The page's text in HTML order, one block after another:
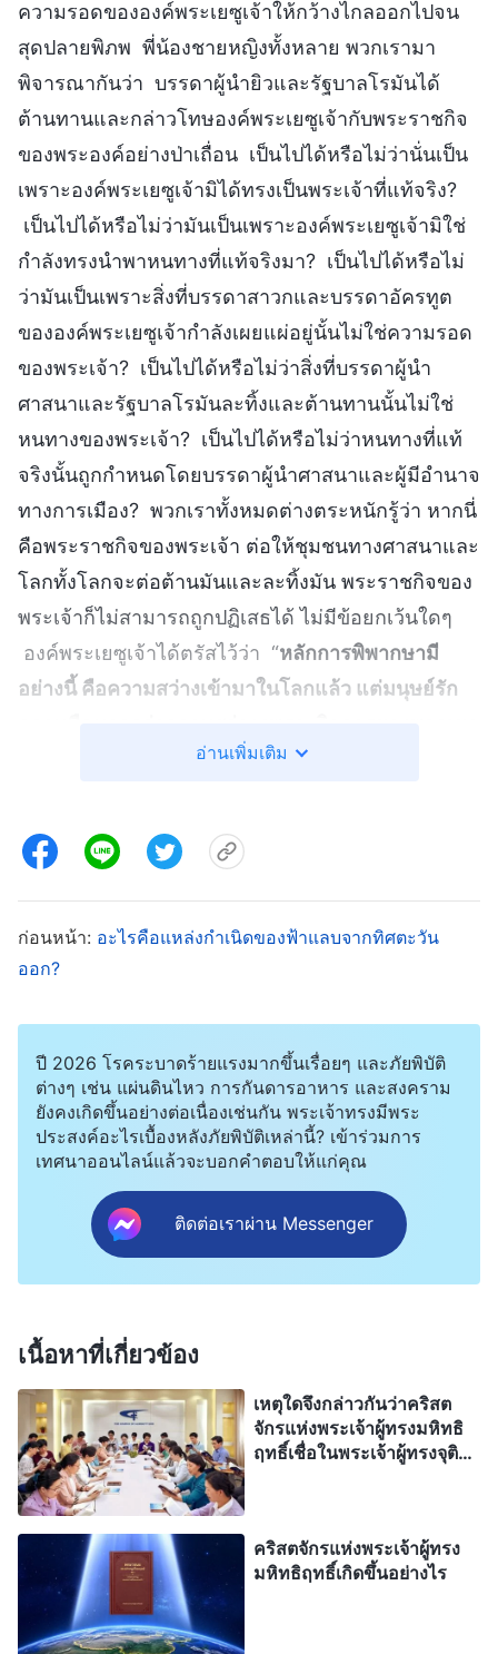
ความรอดขององค์พระเยซูเจ้าให้กว้างไกลออกไปจน
สุดปลายพิภพ พี่น้องชายหญิงทั้งหลาย พวกเรามา
พิจารณากันว่า บรรดาผู้นำยิวและรัฐบาลโรมันได้
ต้านทานและกล่าวโทษองค์พระเยซูเจ้ากับพระราชกิจ
ของพระองค์อย่างป่าเถื่อน เป็นไปได้หรือไม่ว่านั่นเป็น
เพราะองค์พระเยซูเจ้ามิได้ทรงเป็นพระเจ้าที่แท้จริง?
เป็นไปได้หรือไม่ว่ามันเป็นเพราะองค์พระเยซูเจ้ามิใช่
กำลังทรงนำพาหนทางที่แท้จริงมา? เป็นไปได้หรือไม่
ว่ามันเป็นเพราะสิ่งที่บรรดาสาวกและบรรดาอัครทูต
ขององค์พระเยซูเจ้ากำลังเผยแผ่อยู่นั้นไม่ใช่ความรอด
ของพระเจ้า? เป็นไปได้หรือไม่ว่าสิ่งที่บรรดาผู้นำ
ศาสนาและรัฐบาลโรมันละทิ้งและต้านทานนั้นไม่ใช่
หนทางของพระเจ้า? เป็นไปได้หรือไม่ว่าหนทางที่แท้
จริงนั้นถูกกำหนดโดยบรรดาผู้นำศาสนาและผู้มีอำนาจ
ทางการเมือง? พวกเราทั้งหมดต่างตระหนักรู้ว่า หากนี่
คือพระราชกิจของพระเจ้า ต่อให้ชุมชนทางศาสนาและ
โลกทั้งโลกจะต่อต้านมันและละทิ้งมัน พระราชกิจของ
พระเจ้าก็ไม่สามารถถูกปฏิเสธได้ ไม่มีข้อยกเว้นใดๆ
องค์พระเยซูเจ้าได้ตรัสไว้ว่า “หลักการพิพากษามี
อย่างนี้ คือความสว่างเข้ามาในโลกแล้ว แต่มนุษย์รัก
เลวทราม เพราะทุกคนที่ประพฤติชั่วก็เกลียดความสว่าง
ของตนจะปรากฏ” (ยอห์น 3:19-20)
พวกท่าน ก็จงรู้ว่าโลกเกลียดชังเราก่อน
“คนในยุคนี้เป็นคนชั่วร้าย”(ลูกา 11:29)ใน 1 ยอห์น
5:19 กล่าวว่า “โลกทั้งหมดอยู่ในมือของมารร้าย” หลัง
จากที่มวลมนุษย์ได้ถูกซาตานทำให้เสื่อมทราม เขาก็
ควบคุมโดยสิ้นเชิง และชุมชนศาสนาทั้งหมดได้ถูกพวก
ฟาริสีหน้าซื่อใจคดและพวกศัตรูของพระคริสต์ควบคุม
มานานแล้ว ทั้งหมดถูกปกครองโดยซาตาน เพราะ
ฉะนั้น เมื่อพระเจ้าผู้ทรงจุติมาเป็นมนุษย์ทรงปรากฏเพื่อ
ทำพระราชกิจของพระองค์ จึงไม่อาจหลีกเลี่ยงได้ที่
บรรดาผู้นำศาสนาและผู้มีอำนาจเยี่ยงซาตานทั้งหลาย
ความจริงด้วยการดูว่าบรรดาผู้นำศาสนาและระบอบ
ปกครองเยี่ยงซาตานกล่าวโทษมันหรือไม่นั้นช่างไม่ถูก
ต้องและไร้สาระสิ้นดี!
บัดนี้ ในยุคสุดท้าย พระเจ้าได้ทรงบังเกิดเป็นมนุษย์อีก
ครั้งในประเทศจีน—ซึ่งเป็นป้อมปราการที่ภักดีของอ
เทวนิยม รังของพญานาคใหญ่สีแดง—เพื่อดำเนินพระ
ราชกิจแห่งการพิพากษาที่เริ่มต้นจากพระนิเวศของ
พระองค์ พระเจ้าทรงนำความจริงออกมาเพื่อพิพากษา
อ่านเพิ่มเติม
ก่อนหน้า: อะไรคือแหล่งกำเนิดของฟ้าแลบจากทิศตะวัน
ออก?
ปี 2026 โรคระบาดร้ายแรงมากขึ้นเรื่อยๆ และภัยพิบัติ
ต่างๆ เช่น แผ่นดินไหว การกันดารอาหาร และสงคราม
ยังคงเกิดขึ้นอย่างต่อเนื่องเช่นกัน พระเจ้าทรงมีพระ
ประสงค์อะไรเบื้องหลังภัยพิบัติเหล่านี้? เข้าร่วมการ
เทศนาออนไลน์แล้วจะบอกคำตอบให้แก่คุณ
ติดต่อเราผ่าน Messenger
เนื้อหาที่เกี่ยวข้อง
เหตุใดจึงกล่าวกันว่าคริสต
จักรแห่งพระเจ้าผู้ทรงมหิทธิ
ฤทธิ์เชื่อในพระเจ้าผู้ทรงจุติ
คริสตจักรแห่งพระเจ้าผู้ทรง
มหิทธิฤทธิ์เกิดขึ้นอย่างไร